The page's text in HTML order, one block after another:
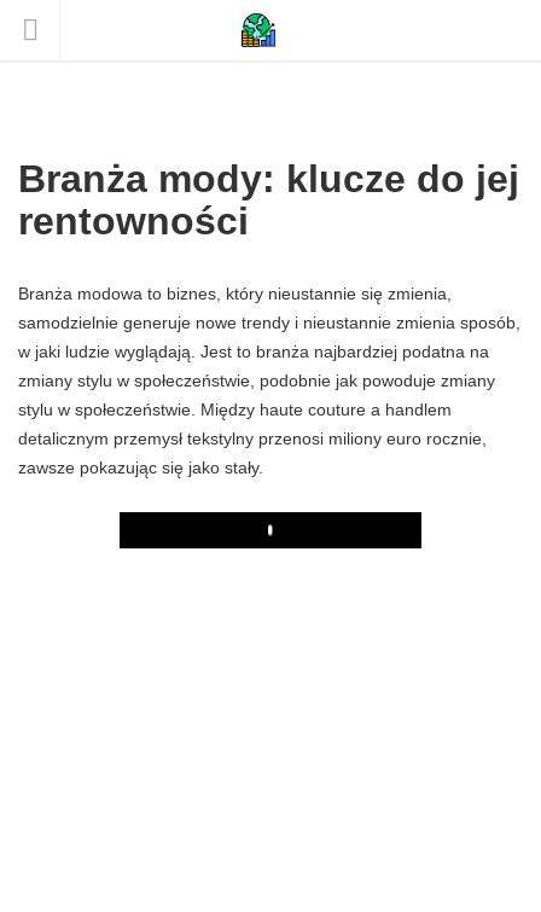
Branża mody: klucze do jej
rentowności
Branża modowa to biznes, który nieustannie się zmienia,
samodzielnie generuje nowe trendy i nieustannie zmienia sposób,
w jaki ludzie wyglądają. Jest to branża najbardziej podatna na
zmiany stylu w społeczeństwie, podobnie jak powoduje zmiany
stylu w społeczeństwie. Między haute couture a handlem
detalicznym przemysł tekstylny przenosi miliony euro rocznie,
zawsze pokazując się jako stały.
Play